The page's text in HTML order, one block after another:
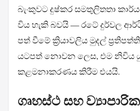
බැංකුවට දුෂ්කර සමතුලිතතා
විය හැකි බවයි — රටේ දුර්වල
පත් වීමේ ක්‍රියාවලිය මුදල්
යටපත් නොවන ලෙස, එම නිවිය
කළමනාකරණය කිරීම එයයි.
ගෘහස්ථ සහ